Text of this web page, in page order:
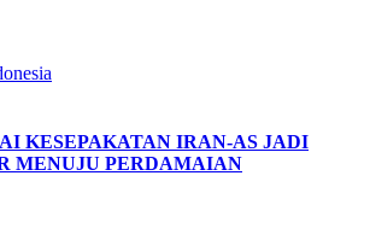
KESEPAKATAN IRAN-AS JADI
MENUJU PERDAMAIAN